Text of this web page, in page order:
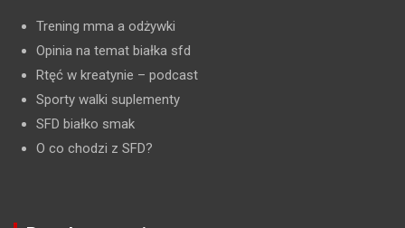
Trening mma a odżywki
Opinia na temat białka sfd
Rtęć w kreatynie – podcast
Sporty walki suplementy
SFD białko smak
O co chodzi z SFD?